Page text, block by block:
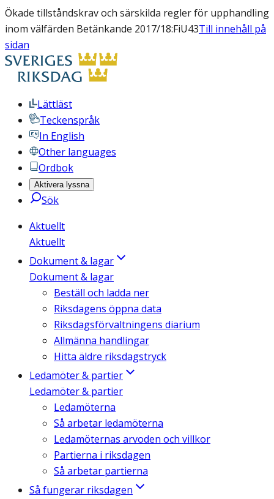
Ökade tillståndskrav och särskilda regler för upphandling
inom välfärden Betänkande 2017/18:FiU43Till innehåll på
sidan
Lättläst
Teckenspråk
In English
Other languages
Ordbok
Aktivera lyssna
Sök
Aktuellt
Aktuellt
Dokument & lagar
Dokument & lagar
Beställ och ladda ner
Riksdagens öppna data
Riksdagsförvaltningens diarium
Allmänna handlingar
Hitta äldre riksdagstryck
Ledamöter & partier
Ledamöter & partier
Ledamöterna
Så arbetar ledamöterna
Ledamöternas arvoden och villkor
Partierna i riksdagen
Så arbetar partierna
Så fungerar riksdagen